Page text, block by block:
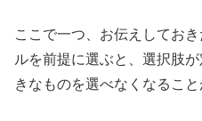
ここで一つ、お伝えしてお
ルを前提に選ぶと、選択肢
きなものを選べなくなること